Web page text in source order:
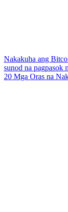
Nakakuha ang
sunod na pagpasok
20 Mga Oras na